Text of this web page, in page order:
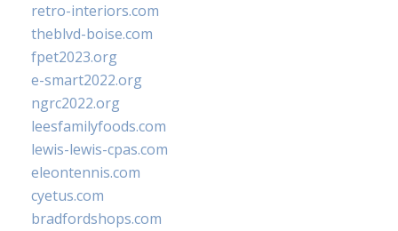
retro-interiors.com
theblvd-boise.com
fpet2023.org
e-smart2022.org
ngrc2022.org
leesfamilyfoods.com
lewis-lewis-cpas.com
eleontennis.com
cyetus.com
bradfordshops.com